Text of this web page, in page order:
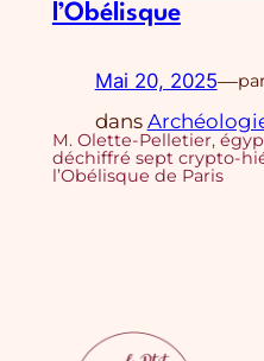
l’Obélisque
Mai 20, 2025—
dans
M. Olette-Pelletier,
déchiffré sept crypto-
l’Obélisque de Paris